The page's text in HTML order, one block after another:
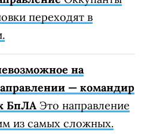
переходят в
на
— командир
БпЛА Это направление
из самых сложных.